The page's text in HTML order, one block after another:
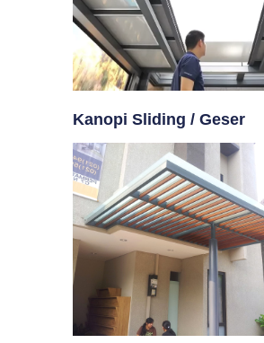
Kanopi Sliding / Geser